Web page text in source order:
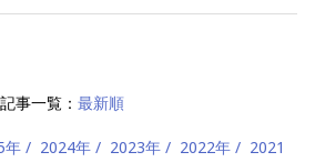
記事一覧： 最新順
年 2024年 2023年 2022年
2021